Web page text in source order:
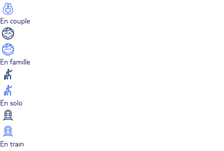
En couple
En famille
En solo
En train